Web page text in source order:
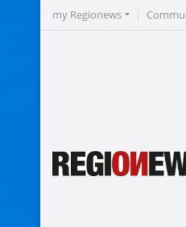
my Regionews